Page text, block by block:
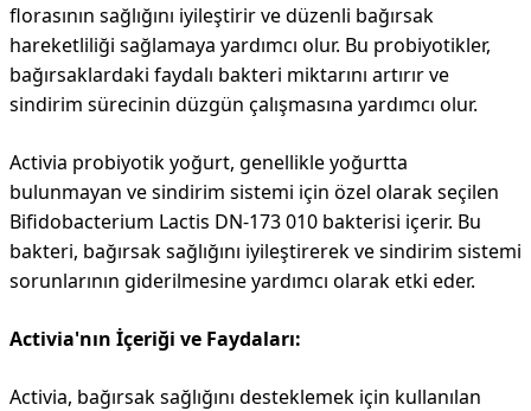
florasının sağlığını iyileştirir ve düzenli bağırsak
hareketliliği sağlamaya yardımcı olur. Bu probiyotikler,
bağırsaklardaki faydalı bakteri miktarını artırır ve
sindirim sürecinin düzgün çalışmasına yardımcı olur.
Activia probiyotik yoğurt, genellikle yoğurtta
bulunmayan ve sindirim sistemi için özel olarak seçilen
Bifidobacterium Lactis DN-173 010 bakterisi içerir. Bu
bakteri, bağırsak sağlığını iyileştirerek ve sindirim sistemi
sorunlarının giderilmesine yardımcı olarak etki eder.
Activia'nın İçeriği ve Faydaları:
Activia, bağırsak sağlığını desteklemek için kullanılan